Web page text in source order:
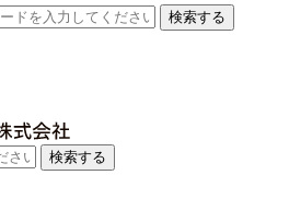
検索する
検索する